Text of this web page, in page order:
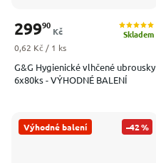
G&G Hygienické vlhčené ubrousky
6x80ks - VÝHODNÉ BALENÍ
Skladem
29990
Kč
Měrná cena:
0,62 Kč / 1 ks
Výhodné balení –42 %